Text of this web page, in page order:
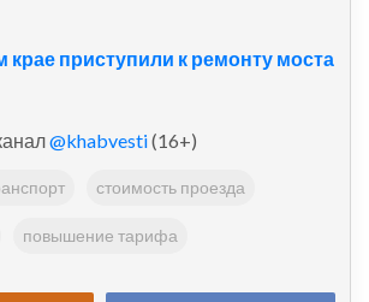
крае приступили к ремонту моста
@khabvesti(16+)
стоимость проезда
повышение тарифа